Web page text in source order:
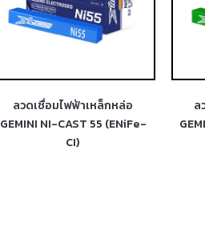
ลวดเชื่อมไฟฟ้าเหล็กหล่อ
GEMINI NI-CAST 55 (ENiFe-
CI)
ล